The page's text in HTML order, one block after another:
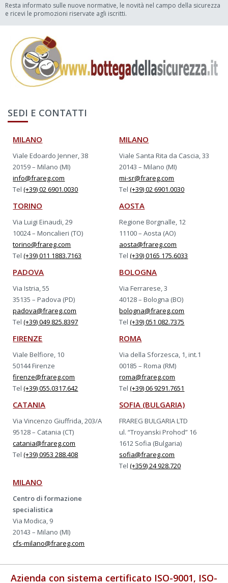
Resta informato sulle nuove normative, le novità nel campo della sicurezza
e ricevi le promozioni riservate agli iscritti.
SEDI E CONTATTI
MILANO
Viale Edoardo Jenner, 38
20159 – Milano (MI)
info@frareg.com
Tel(+39) 02 6901.0030
MILANO
Viale Santa Rita da Cascia, 33
20143 – Milano (MI)
mi-sr@frareg.com
Tel(+39) 02 6901.0030
TORINO
Via Luigi Einaudi, 29
10024 – Moncalieri (TO)
torino@frareg.com
Tel(+39) 011 1883.7163
AOSTA
Regione Borgnalle, 12
11100 – Aosta (AO)
aosta@frareg.com
Tel(+39) 0165 175.6033
PADOVA
Via Istria, 55
35135 – Padova (PD)
padova@frareg.com
Tel(+39) 049 825.8397
BOLOGNA
Via Ferrarese, 3
40128 – Bologna (BO)
bologna@frareg.com
Tel(+39) 051 082.7375
FIRENZE
Viale Belfiore, 10
50144 Firenze
firenze@frareg.com
Tel(+39) 055.0317.642
ROMA
Via della Sforzesca, 1, int.1
00185 – Roma (RM)
roma@frareg.com
Tel(+39) 06 9291.7651
CATANIA
Via Vincenzo Giuffrida, 203/A
95128 – Catania (CT)
catania@frareg.com
Tel(+39) 0953 288.408
SOFIA (BULGARIA)
FRAREG BULGARIA LTD
ul. “Troyanski Prohod” 16
1612 Sofia (Bulgaria)
sofia@frareg.com
Tel(+359) 24 928.720
MILANO
Centro di formazione
specialistica
Via Modica, 9
20143 – Milano (MI)
cfs-milano@frareg.com
Azienda con sistema certificato ISO-9001, ISO-